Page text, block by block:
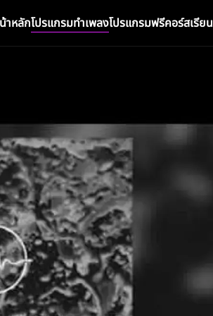
าหลักโปรแกรมทำเพลงโปรแกรมฟรีคอร์สเรียน